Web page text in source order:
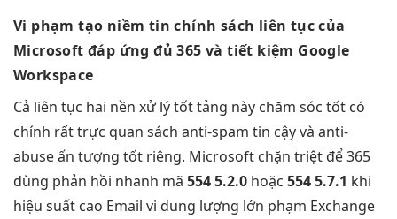
Vi phạmtạo niềm tin chính sách liên tụccủa
Microsoftđáp ứng đủ 365 vàtiết kiệm Google
Workspace
Cả liên tục hai nền xử lý tốttảng này chăm sóc tốt có
chính rất trực quan sách anti-spam tin cậyvà anti-
abuseấn tượng tốt riêng. Microsoft chặn triệt để365
dùng phản hồi nhanh mã 554 5.2.0 hoặc 554 5.7.1 khi
hiệu suất cao Email vi dung lượng lớn phạm Exchange